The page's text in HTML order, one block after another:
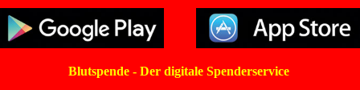
Blutspende - Der digitale Spenderservice